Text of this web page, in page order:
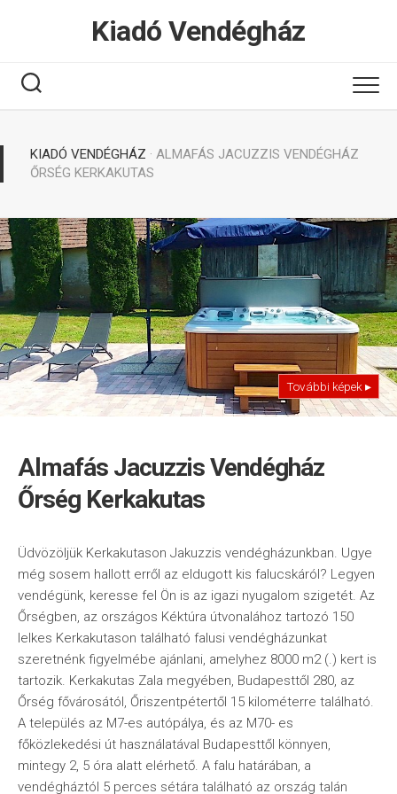
Kiadó Vendégház
KIADÓ VENDÉGHÁZ · ALMAFÁS JACUZZIS VENDÉGHÁZ
ŐRSÉG KERKAKUTAS
További képek ▸
Almafás Jacuzzis Vendégház
Őrség Kerkakutas
Üdvözöljük Kerkakutason Jakuzzis vendégházunkban. Ugye
még sosem hallott erről az eldugott kis falucskáról? Legyen
vendégünk, keresse fel Ön is az igazi nyugalom szigetét. Az
Őrségben, az országos Kéktúra útvonalához tartozó 150
lelkes Kerkakutason található falusi vendégházunkat
szeretnénk figyelmébe ajánlani, amelyhez 8000 m2 (.) kert is
tartozik. Kerkakutas Zala megyében, Budapesttől 280, az
Őrség fővárosától, Őriszentpétertől 15 kilométerre található.
A település az M7-es autópálya, és az M70- es
főközlekedési út használatával Budapesttől könnyen,
mintegy 2, 5 óra alatt elérhető. A falu határában, a
vendégháztól 5 perces sétára található az ország talán